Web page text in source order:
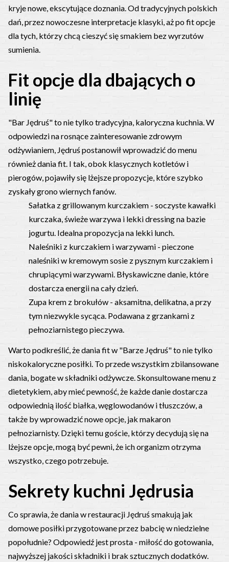
kryje nowe, ekscytujące doznania. Od tradycyjnych polskich
dań, przez nowoczesne interpretacje klasyki, aż po fit opcje
dla tych, którzy chcą cieszyć się smakiem bez wyrzutów
sumienia.
Fit opcje dla dbających o
linię
"Bar Jędruś" to nie tylko tradycyjna, kaloryczna kuchnia. W
odpowiedzi na rosnące zainteresowanie zdrowym
odżywianiem, Jędruś postanowił wprowadzić do menu
również dania fit. I tak, obok klasycznych kotletów i
pierogów, pojawiły się lżejsze propozycje, które szybko
zyskały grono wiernych fanów.
Sałatka z grillowanym kurczakiem - soczyste kawałki
kurczaka, świeże warzywa i lekki dressing na bazie
jogurtu. Idealna propozycja na lekki lunch.
Naleśniki z kurczakiem i warzywami - pieczone
naleśniki w kremowym sosie z pysznym kurczakiem i
chrupiącymi warzywami. Błyskawiczne danie, które
dostarcza energii na cały dzień.
Zupa krem z brokułów - aksamitna, delikatna, a przy
tym niezwykle sycąca. Podawana z grzankami z
pełnoziarnistego pieczywa.
Warto podkreślić, że dania fit w "Barze Jędruś" to nie tylko
niskokaloryczne posiłki. To przede wszystkim zbilansowane
dania, bogate w składniki odżywcze. Skonsultowane menu z
dietetykiem, aby mieć pewność, że każde danie dostarcza
odpowiednią ilość białka, węglowodanów i tłuszczów, a
także by wprowadzić nowe opcje, jak makaron
pełnoziarnisty. Dzięki temu goście, którzy decydują się na
lżejsze opcje, mogą być pewni, że ich organizm otrzyma
wszystko, czego potrzebuje.
Sekrety kuchni Jędrusia
Co sprawia, że dania w restauracji Jędruś smakują jak
domowe posiłki przygotowane przez babcię w niedzielne
popołudnie? Odpowiedź jest prosta - miłość do gotowania,
najwyższej jakości składniki i brak sztucznych dodatków.